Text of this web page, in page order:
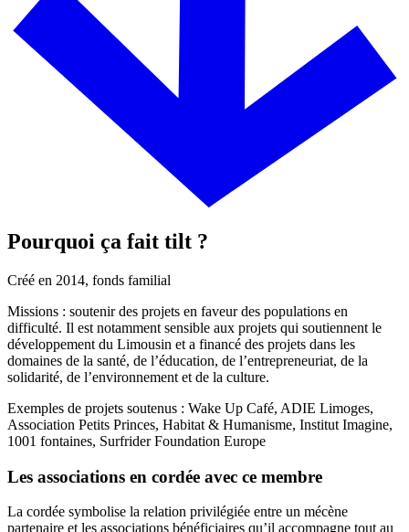
Pourquoi ça fait tilt ?
Créé en 2014, fonds familial
Missions : soutenir des projets en faveur des populations en
difficulté. Il est notamment sensible aux projets qui soutiennent le
développement du Limousin et a financé des projets dans les
domaines de la santé, de l’éducation, de l’entrepreneuriat, de la
solidarité, de l’environnement et de la culture.
Exemples de projets soutenus : Wake Up Café, ADIE Limoges,
Association Petits Princes, Habitat & Humanisme, Institut Imagine,
1001 fontaines, Surfrider Foundation Europe
Les associations en cordée avec ce membre
La cordée symbolise la relation privilégiée entre un mécène
partenaire et les associations bénéficiaires qu’il accompagne tout au